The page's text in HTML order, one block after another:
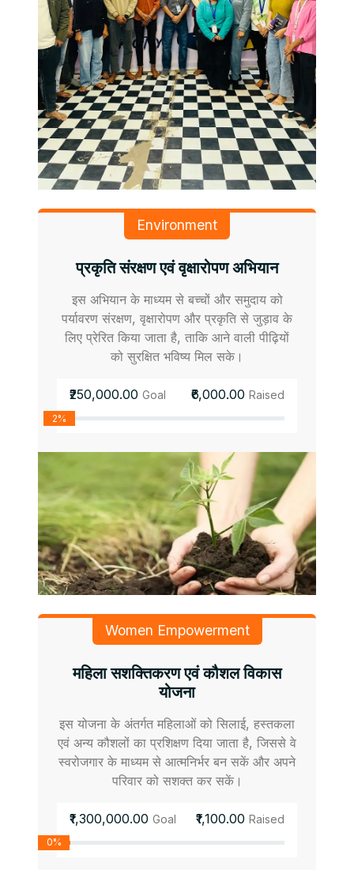
Environment
प्रकृति संरक्षण एवं वृक्षारोपण अभियान
इस अभियान के माध्यम से बच्चों और समुदाय को
पर्यावरण संरक्षण, वृक्षारोपण और प्रकृति से जुड़ाव के
लिए प्रेरित किया जाता है, ताकि आने वाली पीढ़ियों
को सुरक्षित भविष्य मिल सके।
₹250,000.00 Goal ₹6,000.00 Raised
2%
Women Empowerment
महिला सशक्तिकरण एवं कौशल विकास
योजना
इस योजना के अंतर्गत महिलाओं को सिलाई, हस्तकला
एवं अन्य कौशलों का प्रशिक्षण दिया जाता है, जिससे वे
स्वरोजगार के माध्यम से आत्मनिर्भर बन सकें और अपने
परिवार को सशक्त कर सकें।
₹1,300,000.00 Goal ₹1,100.00 Raised
0%